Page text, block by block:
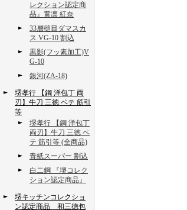
レクション認定商
品』黄凛 紅奈
33層槌目ダマスカ
ス VG-10 割込
黒影(フッ素加工)V
G-10
銀河(ZA-18)
堺孝行 【鋼 洋包丁 両
刃】牛刀 三徳 ペテ 筋引
等
堺孝行 【鋼 洋包丁
両刃】牛刀 三徳 ペ
テ 筋引等 (全商品)
青紙スーパー 割込
白二鋼 『堺コレク
ション認定商品』
堺キッチンコレクショ
ン認定商品 和三徳包